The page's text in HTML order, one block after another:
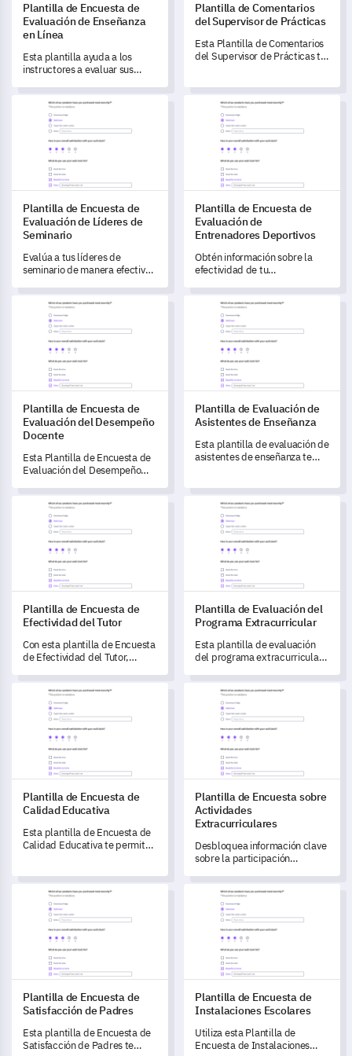
Plantilla de Encuesta de
Evaluación de Enseñanza
en Línea
Esta plantilla ayuda a los
instructores a evaluar sus
en línea e identificar los
desafíos que enfrentan.
Plantilla de Comentarios
del Supervisor de Prácticas
Esta Plantilla de Comentarios
del Supervisor de Prácticas te
prácticas desde la
perspectiva del supervisor.
Plantilla de Encuesta de Evaluación de Líderes de Seminario
Plantilla de Encuesta de
Evaluación de Líderes de
Seminario
Evalúa a tus líderes de
seminario de manera efectiva
encuesta de evaluación.
Plantilla de Encuesta de
Plantilla de Encuesta de
Evaluación de
Entrenadores Deportivos
Obtén información sobre la
efectividad de tu
esta plantilla integral,
diseñada para evaluar el
rendimiento, los métodos y las
áreas de mejora.
Plantilla de Encuesta de Evaluación del Desempeño Docente
Plantilla de Encuesta de
Evaluación del Desempeño
Docente
Esta Plantilla de Encuesta de
Evaluación del Desempeño
obtener retroalimentación
crucial sobre tus métodos de
enseñanza, gestión del aula y
desarrollo profesional.
Plantilla de Evaluación de
Plantilla de Evaluación de
Asistentes de Enseñanza
Esta plantilla de evaluación de
asistentes de enseñanza te
asistentes y obtener
información sobre su
efectividad.
Plantilla de Encuesta de Efectividad del Tutor
Plantilla de Encuesta de
Efectividad del Tutor
Con esta plantilla de Encuesta
de Efectividad del Tutor,
características personales
como profesionales de tus
tutores y obtener información
sobre la eficacia de sus
métodos de enseñanza.
Plantilla de Evaluación del
Plantilla de Evaluación del
Programa Extracurricular
Esta plantilla de evaluación
del programa extracurricular
manera eficiente valiosos
conocimientos sobre la
estructura, entrega y
conveniencia de tu programa.
Plantilla de Encuesta de Calidad Educativa
Plantilla de Encuesta de
Calidad Educativa
Esta plantilla de Encuesta de
Calidad Educativa te permite
institución.
Plantilla de Encuesta sobre
Plantilla de Encuesta sobre
Actividades
Extracurriculares
Desbloquea información clave
sobre la participación
de Encuesta sobre
Actividades Extracurriculares.
Plantilla de Encuesta de Satisfacción de Padres
Plantilla de Encuesta de
Satisfacción de Padres
Esta plantilla de Encuesta de
Satisfacción de Padres te
Plantilla de Encuesta de
Plantilla de Encuesta de
Instalaciones Escolares
Utiliza esta Plantilla de
Encuesta de Instalaciones